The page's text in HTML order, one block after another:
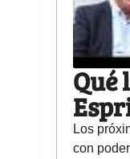
Qué
Los
con